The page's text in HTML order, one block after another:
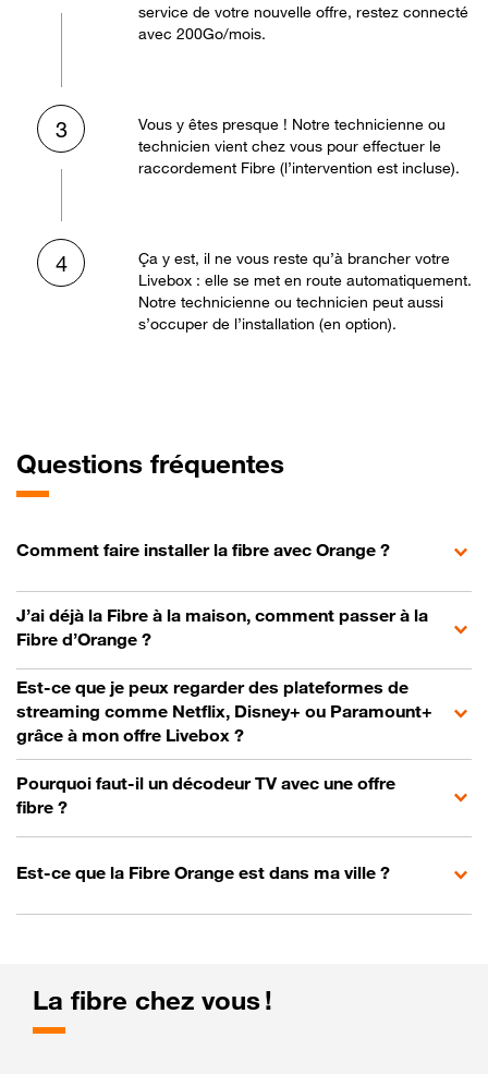
service de votre nouvelle offre, restez connecté
avec 200Go/mois.
3
Vous y êtes presque ! Notre technicienne ou
technicien vient chez vous pour effectuer le
raccordement Fibre (l’intervention est incluse).
4
Ça y est, il ne vous reste qu’à brancher votre
Livebox : elle se met en route automatiquement.
Notre technicienne ou technicien peut aussi
s’occuper de l’installation (en option).
Questions fréquentes
Comment faire installer la fibre avec Orange ?
J’ai déjà la Fibre à la maison, comment passer à la
Fibre d’Orange ?
Est-ce que je peux regarder des plateformes de
streaming comme Netflix, Disney+ ou Paramount+
grâce à mon offre Livebox ?
Pourquoi faut-il un décodeur TV avec une offre
fibre ?
Est-ce que la Fibre Orange est dans ma ville ?
La fibre chez vous !